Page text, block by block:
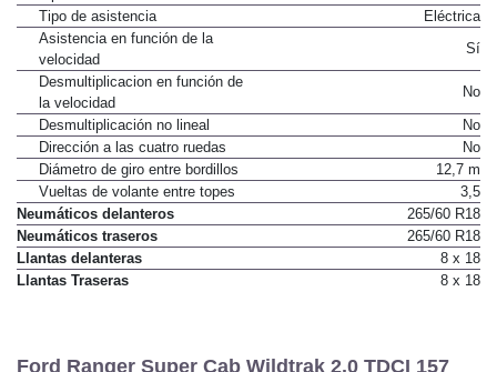
Tipo
Cremallera
Tipo de asistencia
Asistencia en función de la
velocidad
Sí
Desmultiplicacion en función de
la velocidad
No
Desmultiplicación no lineal
No
Dirección a las cuatro ruedas
No
Diámetro de giro entre bordillos
12,7 m
Vueltas de volante entre topes
3,5
Neumáticos delanteros
265/60 R18
Neumáticos traseros
265/60 R18
Llantas delanteras
8 x 18